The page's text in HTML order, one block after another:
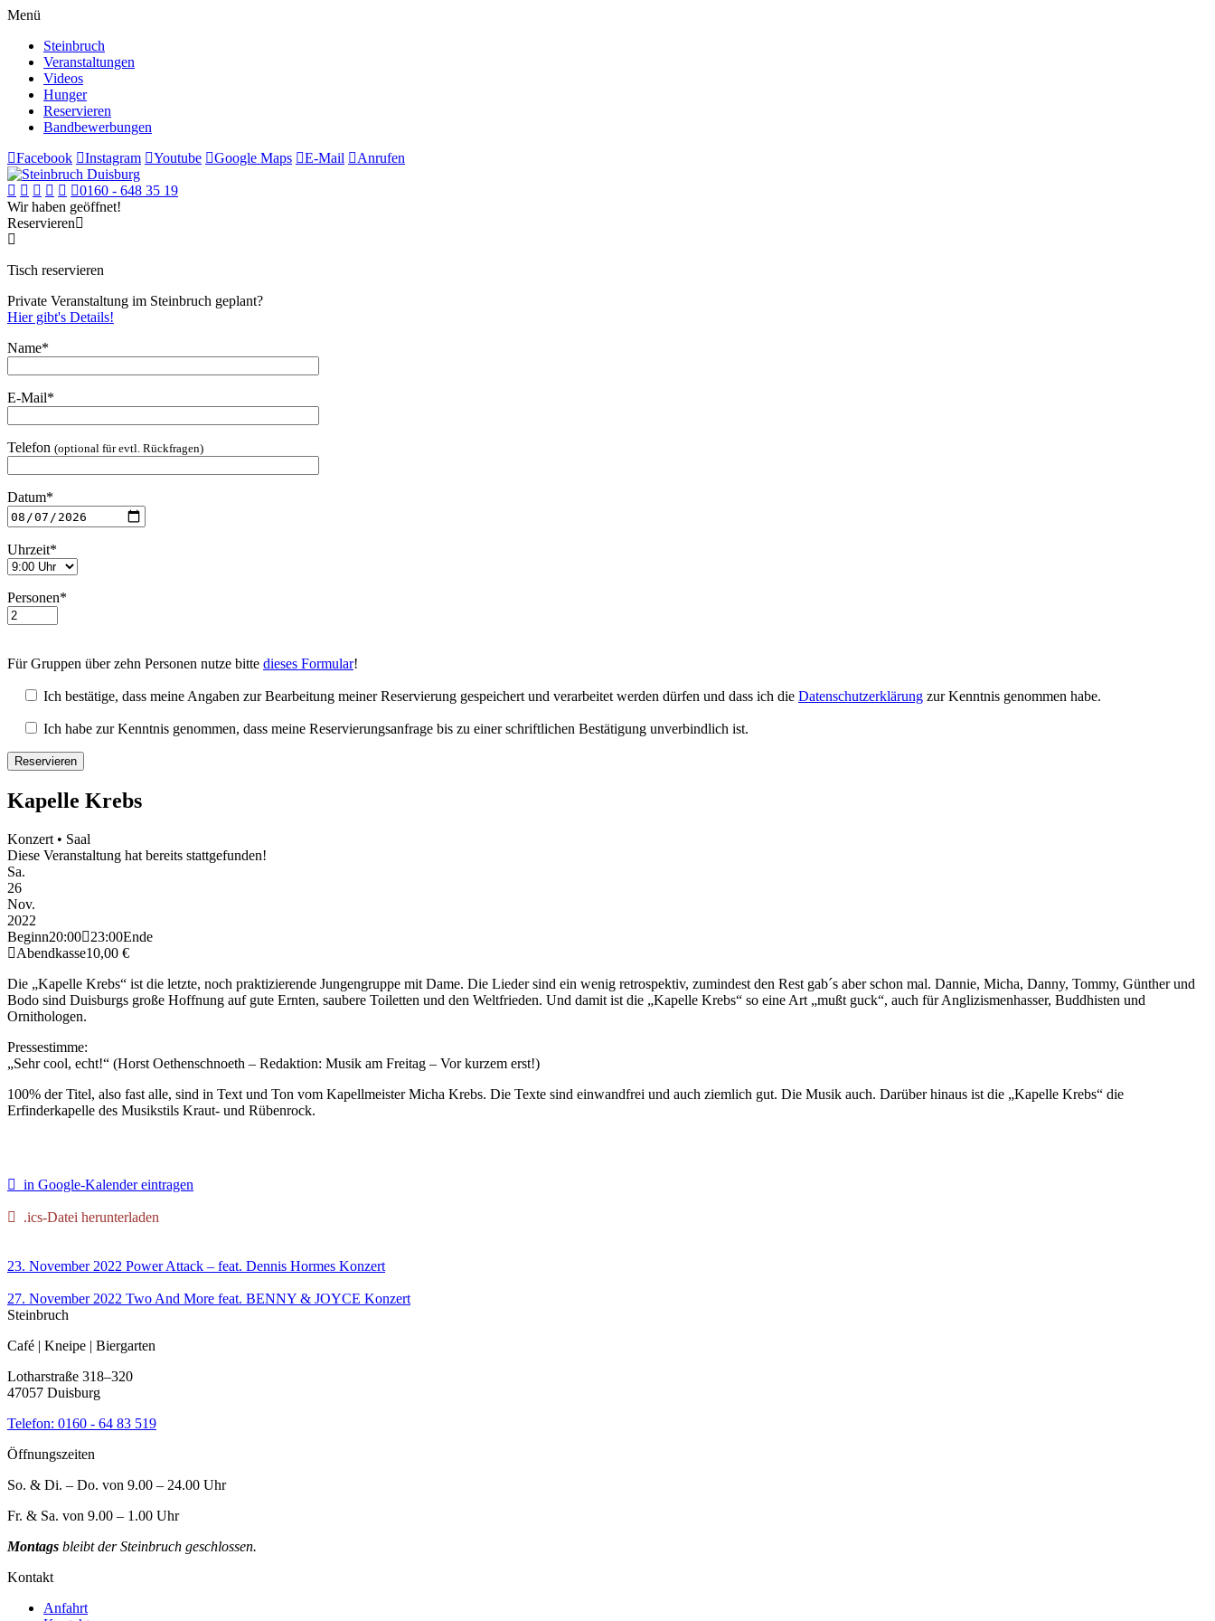
Menü
Steinbruch
Veranstaltungen
Videos
Hunger
Reservieren
Bandbewerbungen
Facebook
Instagram Youtube Google Maps E-Mail Anrufen
0160 - 648 35 19
Wir haben geöffnet!
Reservieren
Tisch reservieren
Private Veranstaltung im Steinbruch geplant?
Hier gibt's Details!
Name*
E-Mail*
Telefon (optional für evtl. Rückfragen)
Datum*
Uhrzeit*
Personen*
Für Gruppen über zehn Personen nutze bitte dieses Formular!
Ich bestätige, dass meine Angaben zur Bearbeitung meiner Reservierung gespeichert und verarbeitet werden dürfen und dass ich die Datenschutzerklärung zur Kenntnis genommen habe.
Ich habe zur Kenntnis genommen, dass meine Reservierungsanfrage bis zu einer schriftlichen Bestätigung unverbindlich ist.
Kapelle Krebs
Konzert • Saal
Diese Veranstaltung hat bereits stattgefunden!
Sa.
26
Nov.
2022
Beginn20:00 23:00Ende
Abendkasse10,00 €
Die „Kapelle Krebs“ ist die letzte, noch praktizierende Jungengruppe mit Dame. Die Lieder sind ein wenig retrospektiv, zumindest den Rest gab´s aber schon mal. Dannie, Micha, Danny, Tommy, Günther und
Bodo sind Duisburgs große Hoffnung auf gute Ernten, saubere Toiletten und den Weltfrieden. Und damit ist die „Kapelle Krebs“ so eine Art „mußt guck“, auch für Anglizismenhasser, Buddhisten und
Ornithologen.
Pressestimme:
„Sehr cool, echt!“ (Horst Oethenschnoeth – Redaktion: Musik am Freitag – Vor kurzem erst!)
100% der Titel, also fast alle, sind in Text und Ton vom Kapellmeister Micha Krebs. Die Texte sind einwandfrei und auch ziemlich gut. Die Musik auch. Darüber hinaus ist die „Kapelle Krebs“ die
Erfinderkapelle des Musikstils Kraut- und Rübenrock.
in Google-Kalender eintragen
.ics-Datei herunterladen
23. November 2022 Power Attack – feat. Dennis Hormes Konzert
27. November 2022 Two And More feat. BENNY & JOYCE Konzert
Steinbruch
Café | Kneipe | Biergarten
Lotharstraße 318–320
47057 Duisburg
Telefon: 0160 - 64 83 519
Öffnungszeiten
So. & Di. – Do. von 9.00 – 24.00 Uhr
Fr. & Sa. von 9.00 – 1.00 Uhr
Montags bleibt der Steinbruch geschlossen.
Kontakt
Anfahrt